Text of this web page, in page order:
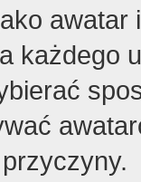
każdego